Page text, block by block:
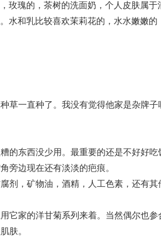
玫瑰的，茶树的洗面奶，个人皮肤属
水和乳比较喜欢茉莉花的，水水嫩嫩
草一直种了。我没有觉得他家是杂牌子
的东西没少用。最重要的还是不好好
旁边现在还有淡淡的疤痕。
剂，矿物油，酒精，人工色素，还有
它家的洋甘菊系列来着。当然偶尔也参
肤。